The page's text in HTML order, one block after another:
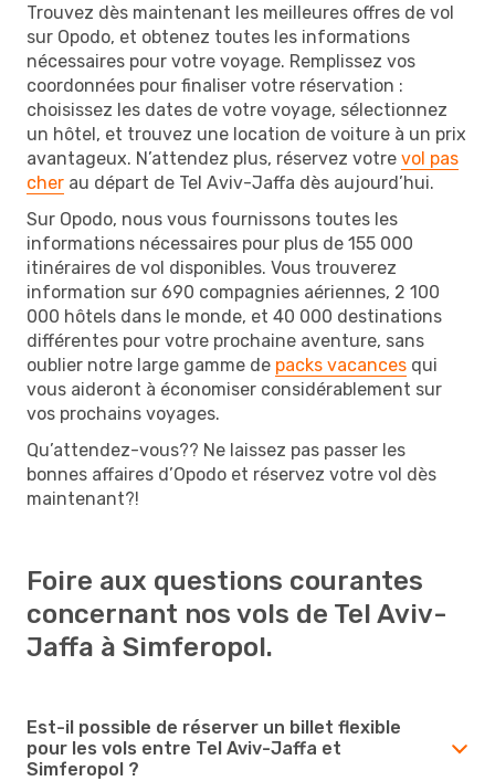
Trouvez dès maintenant les meilleures offres de vol
sur Opodo, et obtenez toutes les informations
nécessaires pour votre voyage. Remplissez vos
coordonnées pour finaliser votre réservation :
choisissez les dates de votre voyage, sélectionnez
un hôtel, et trouvez une location de voiture à un prix
avantageux. N’attendez plus, réservez votre vol pas
cher au départ de Tel Aviv-Jaffa dès aujourd’hui.
Sur Opodo, nous vous fournissons toutes les
informations nécessaires pour plus de 155 000
itinéraires de vol disponibles. Vous trouverez
information sur 690 compagnies aériennes, 2 100
000 hôtels dans le monde, et 40 000 destinations
différentes pour votre prochaine aventure, sans
oublier notre large gamme de packs vacances qui
vous aideront à économiser considérablement sur
vos prochains voyages.
Qu’attendez-vous?? Ne laissez pas passer les
bonnes affaires d’Opodo et réservez votre vol dès
maintenant?!
Foire aux questions courantes
concernant nos vols de Tel Aviv-
Jaffa à Simferopol.
Est-il possible de réserver un billet flexible
pour les vols entre Tel Aviv-Jaffa et
Simferopol ?